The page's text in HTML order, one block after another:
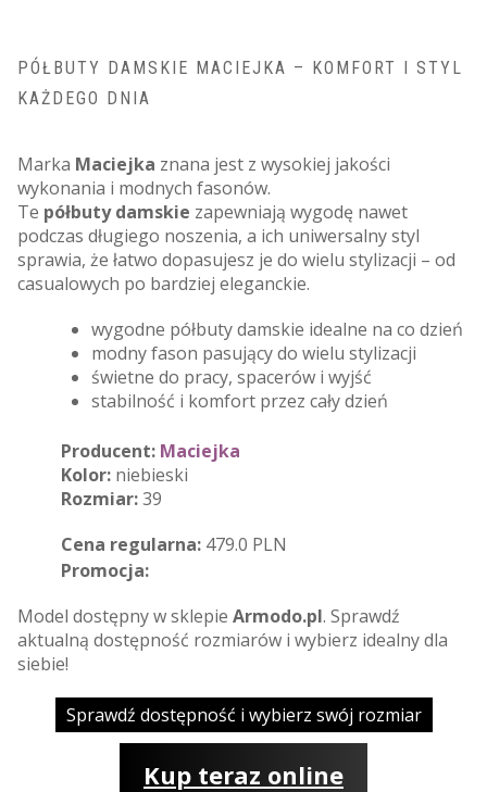
PÓŁBUTY DAMSKIE MACIEJKA – KOMFORT I STYL
KAŻDEGO DNIA
Marka Maciejka znana jest z wysokiej jakości
wykonania i modnych fasonów.
Te półbuty damskie zapewniają wygodę nawet
podczas długiego noszenia, a ich uniwersalny styl
sprawia, że łatwo dopasujesz je do wielu stylizacji – od
casualowych po bardziej eleganckie.
wygodne półbuty damskie idealne na co dzień
modny fason pasujący do wielu stylizacji
świetne do pracy, spacerów i wyjść
stabilność i komfort przez cały dzień
Producent: Maciejka
Kolor: niebieski
Rozmiar:39
Cena regularna: 479.0 PLN
Promocja:
Model dostępny w sklepie Armodo.pl. Sprawdź
aktualną dostępność rozmiarów i wybierz idealny dla
siebie!
Sprawdź dostępność i wybierz swój rozmiar
Kup teraz online